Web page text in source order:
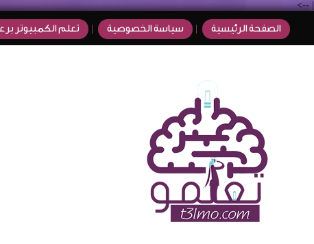
|
-->
الصفحة الرئيسية سياسة الخصوصية تعلم الكمبيوتر